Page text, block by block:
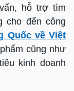
hỗ trợ tìm
cho đến công
Quốc về Việt
cũng như
kinh doanh